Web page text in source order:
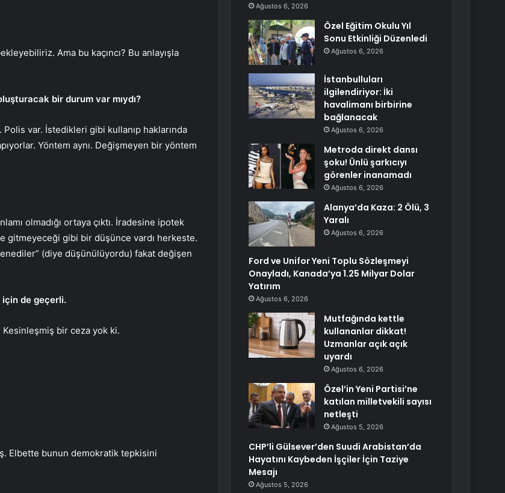
Ama bu kaçıncı? Bu anlayışla
bir durum var mıydı?
var. İstedikleri gibi kullanıp haklarında
Yöntem aynı. Değişmeyen bir yöntem
olmadığı ortaya çıktı. İradesine ipotek
gitmeyeceği gibi bir düşünce vardı herkeste.
(diye düşünülüyordu) fakat değişen
için de geçerli.
Kesinleşmiş bir ceza yok ki.
Elbette bunun demokratik tepkisini
Ağustos 6, 2026
Özel Eğitim Okulu Yıl
Sonu Etkinliği Düzenledi
Ağustos 6, 2026
İstanbulluları
ilgilendiriyor: İki
havalimanı birbirine
bağlanacak
Ağustos 6, 2026
Metroda direkt dansı
şoku! Ünlü şarkıcıyı
görenler inanamadı
Ağustos 6, 2026
Alanya’da Kaza: 2 Ölü, 3
Yaralı
Ağustos 6, 2026
Ford ve Unifor Yeni Toplu Sözleşmeyi
Onayladı, Kanada’ya 1.25 Milyar Dolar
Yatırım
Ağustos 6, 2026
Mutfağında kettle
kullananlar dikkat!
Uzmanlar açık açık
uyardı
Ağustos 6, 2026
Özel’in Yeni Partisi’ne
katılan milletvekili sayısı
netleşti
Ağustos 5, 2026
CHP’li Gülsever’den Suudi Arabistan’da
Hayatını Kaybeden İşçiler İçin Taziye
Mesajı
Ağustos 5, 2026